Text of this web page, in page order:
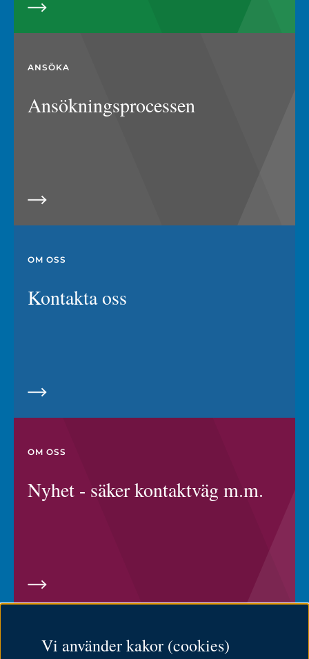
Vi använder kakor (cookies)
ANSÖKA
Ansökningsprocessen
OM OSS
Kontakta oss
OM OSS
Nyhet - säker kontaktväg m.m.
English